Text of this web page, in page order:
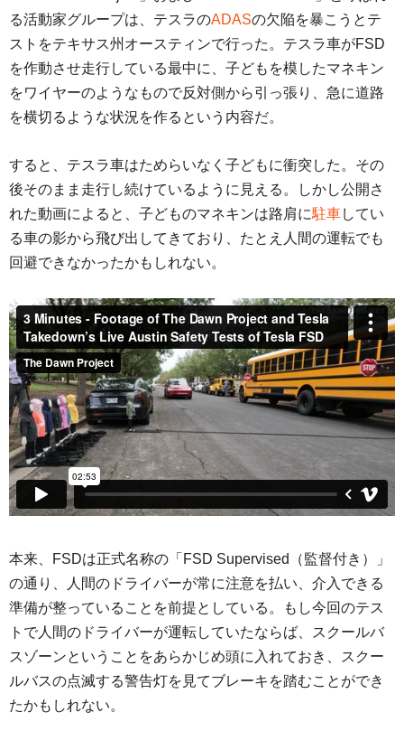
る活動家グループは、テスラのADASの欠陥を暴こうとテ
ストをテキサス州オースティンで行った。テスラ車がFSD
を作動させ走行している最中に、子どもを模したマネキン
をワイヤーのようなもので反対側から引っ張り、急に道路
を横切るような状況を作るという内容だ。
すると、テスラ車はためらいなく子どもに衝突した。その
後そのまま走行し続けているように見える。しかし公開さ
れた動画によると、子どものマネキンは路肩に駐車してい
る車の影から飛び出してきており、たとえ人間の運転でも
回避できなかったかもしれない。
本来、FSDは正式名称の「FSD Supervised（監督付き）」
の通り、人間のドライバーが常に注意を払い、介入できる
準備が整っていることを前提としている。もし今回のテス
トで人間のドライバーが運転していたならば、スクールバ
スゾーンということをあらかじめ頭に入れておき、スクー
ルバスの点滅する警告灯を見てブレーキを踏むことができ
たかもしれない。